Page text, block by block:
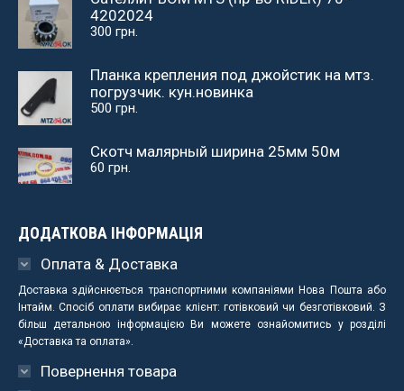
4202024
300 грн.
Планка крепления под джойстик на мтз.
погрузчик. кун.новинка
500 грн.
Скотч малярный ширина 25мм 50м
60 грн.
ДОДАТКОВА ІНФОРМАЦІЯ
Оплата & Доставка
Доставка здійснюється транспортними компаніями Нова Пошта або
Інтайм. Спосіб оплати вибирає клієнт: готівковий чи безготівковий. З
більш детальною інформацією Ви можете ознайомитись у розділі
«Доставка та оплата».
Повернення товара